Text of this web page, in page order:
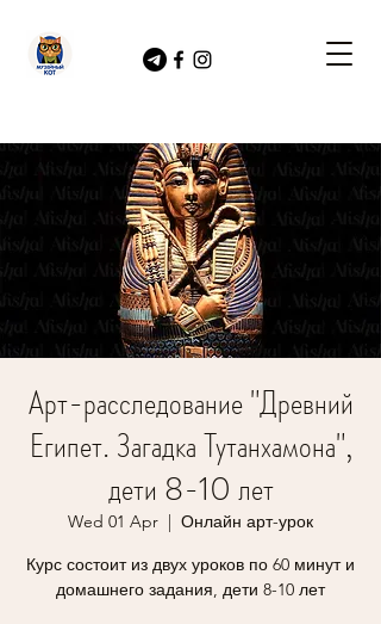
Арт-расследование "Древний
Египет. Загадка Тутанхамона",
дети 8-10 лет
Wed 01 Apr
  |
Онлайн арт-урок
Курс состоит из двух уроков по 60 минут и
домашнего задания, дети 8-10 лет